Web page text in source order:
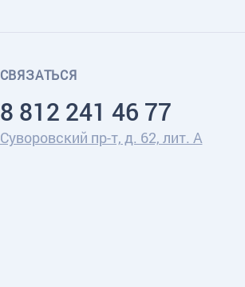
СВЯЗАТЬСЯ
8 812 241 46 77
Суворовский пр-т, д. 62, лит. А